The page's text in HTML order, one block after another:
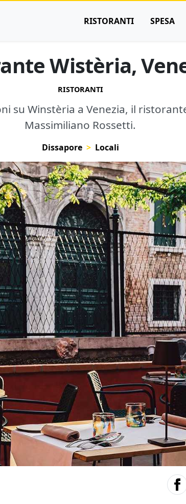
RISTORANTI SPESA
Wistèria,
RISTORANTI
su Winstèria a Venezia, il
Massimiliano Rossetti.
Dissapore Locali